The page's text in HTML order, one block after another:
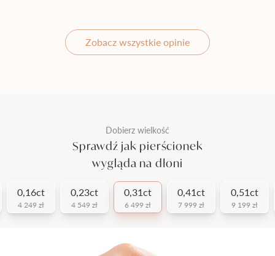
Zobacz wszystkie opinie
Dobierz wielkość
Sprawdź jak pierścionek
wygląda na dłoni
0,16ct
4 249 zł
0,23ct
4 549 zł
0,31ct
6 499 zł
0,41ct
7 999 zł
0,51ct
9 199 zł